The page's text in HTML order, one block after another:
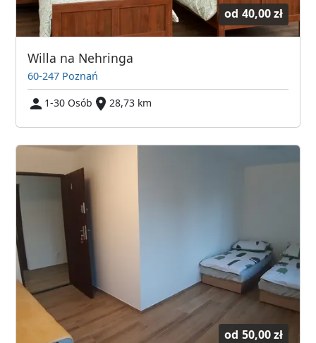
od 40,00 zł
Willa na Nehringa
60-247 Poznań
1-30 Osób
28,73 km
od 50,00 zł